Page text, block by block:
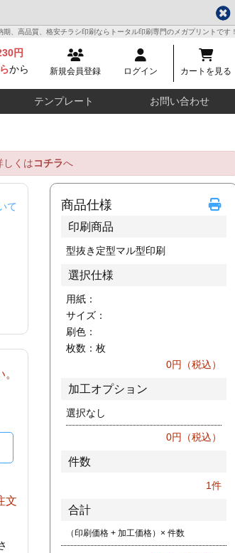
期、高品質、格安チラシ印刷ならトータル印刷専門のメガプリントです！
新規会員登録 ログイン カートを見る
円
から
テンプレート お問い合わせ
くはコチラへ
て
文
商品仕様
印刷商品
型抜き定型マル型印刷
選択仕様
用紙：
サイズ：
刷色：
枚数： 枚
0円（税込）
加工オプション
選択なし
0円（税込）
件数
1件
合計
（印刷価格 + 加工価格）× 件数